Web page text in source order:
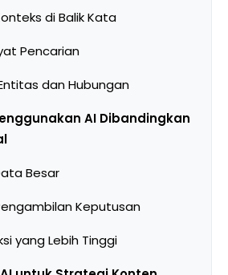
di Balik Kata
Pencarian
dan Hubungan
AI Dibandingkan
Besar
Keputusan
yang Lebih Tinggi